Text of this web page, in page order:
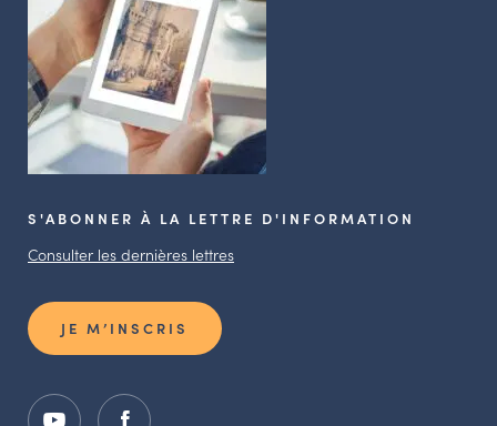
S'ABONNER À LA LETTRE D'INFORMATION
Consulter les dernières lettres
JE M’INSCRIS